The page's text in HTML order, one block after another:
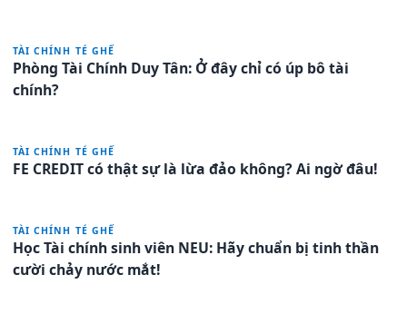
TÀI CHÍNH TÉ GHẾ
Phòng Tài Chính Duy Tân: Ở đây chỉ có úp bô tài
chính?
TÀI CHÍNH TÉ GHẾ
FE CREDIT có thật sự là lừa đảo không? Ai ngờ đâu!
TÀI CHÍNH TÉ GHẾ
Học Tài chính sinh viên NEU: Hãy chuẩn bị tinh thần
cười chảy nước mắt!